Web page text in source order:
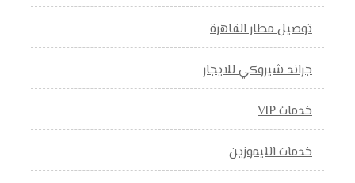
توصيل مطار القاهرة
جراند شيروكي للايجار
خدمات VIP
خدمات الليموزين